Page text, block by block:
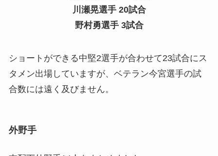
川瀬晃選手 20試合
野村勇選手 3試合
ショートができる中堅2選手が合わせて23試合にス
タメン出場していますが、ベテラン今宮選手の試
合数には遠く及びません。
外野手